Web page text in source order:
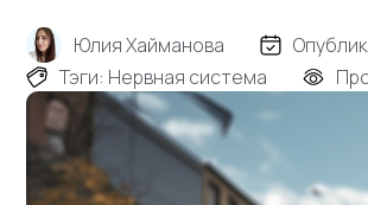
Юлия Хайманова
Тэги: Нервная система